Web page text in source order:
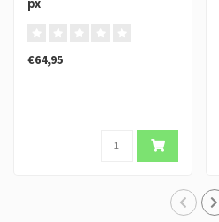
px
€64,95